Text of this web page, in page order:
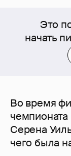
Это
начать
Во время
Серена
чего была